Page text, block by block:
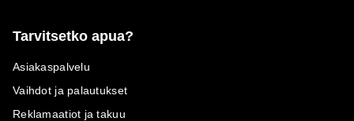
Tarvitsetko apua?
Asiakaspalvelu
Vaihdot ja palautukset
Reklamaatiot ja takuu